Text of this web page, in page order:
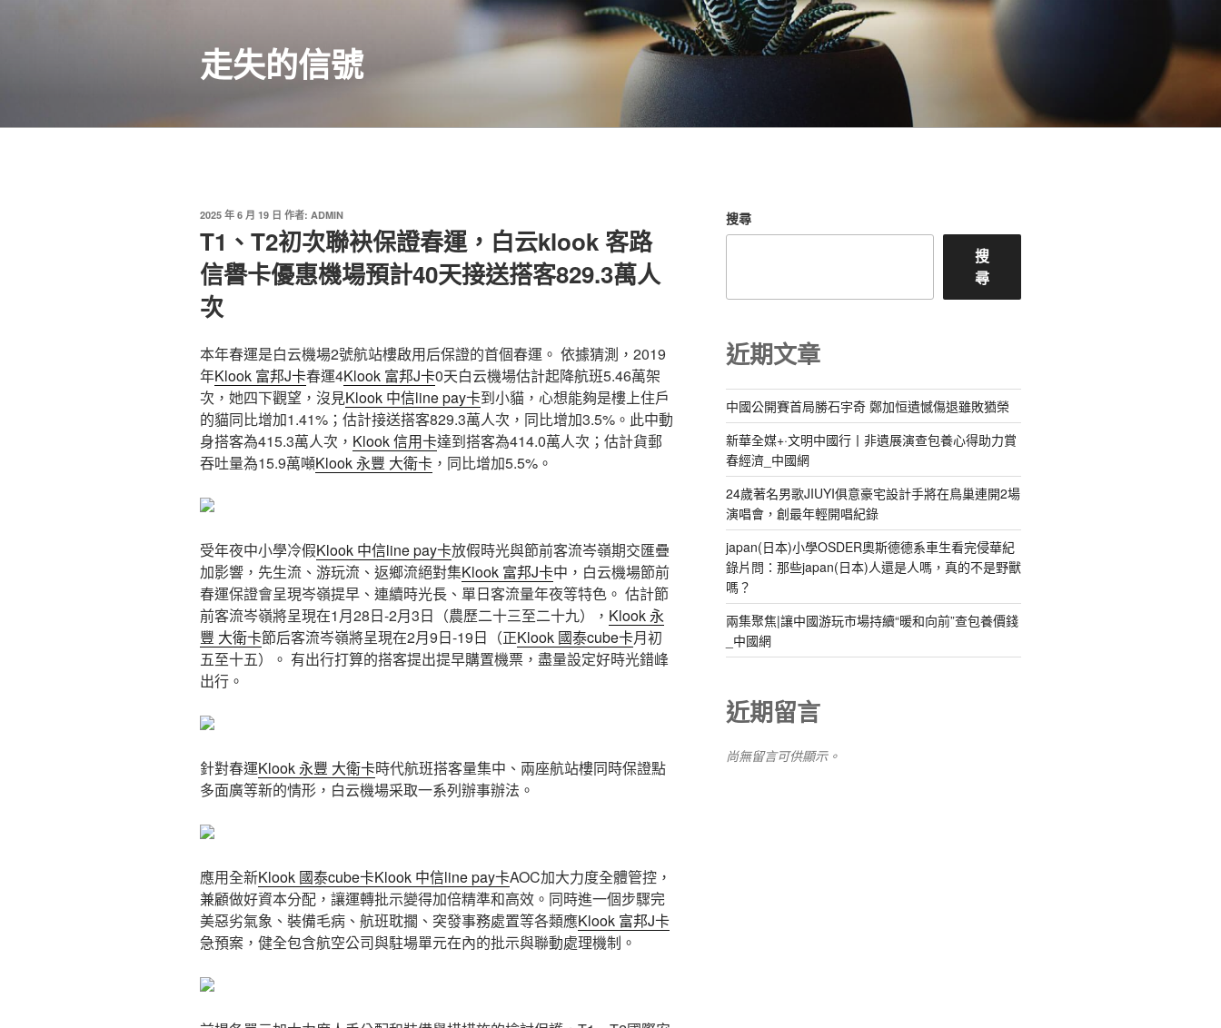
走失的信號
發
2025 年 6 月 19 日 作者: ADMIN
T1、T2初次聯袂保證春運，白云klook 客路
信譽卡優惠機場預計40天接送搭客829.3萬人
次
本年春運是白云機場2號航站樓啟用后保證的首個春運。 依據猜測，2019
年Klook 富邦J卡春運4Klook 富邦J卡0天白云機場估計起降航班5.46萬架
次，她四下觀望，沒見Klook 中信line pay卡到小貓，心想能夠是樓上住戶
的貓同比增加1.41%；估計接送搭客829.3萬人次，同比增加3.5%。此中動
身搭客為415.3萬人次， Klook 信用卡達到搭客為414.0萬人次；估計貨郵
吞吐量為15.9萬噸Klook 永豐 大衛卡 ，同比增加5.5%。
受年夜中小學冷假Klook 中信line pay卡放假時光與節前客流岑嶺期交匯疊
加影響，先生流、游玩流、返鄉流絕對集Klook 富邦J卡中，白云機場節前
春運保證會呈現岑嶺提早、連續時光長、單日客流量年夜等特色。 估計節
前客流岑嶺將呈現在1月28日-2月3日（農歷二十三至二十九）， Klook 永
豐 大衛卡節后客流岑嶺將呈現在2月9日-19日（正Klook 國泰cube卡月初
五至十五）。 有出行打算的搭客提出提早購置機票，盡量設定好時光錯峰
出行。
針對春運Klook 永豐 大衛卡時代航班搭客量集中、兩座航站樓同時保證點
多面廣等新的情形，白云機場采取一系列辦事辦法。
應用全新Klook 國泰cube卡Klook 中信line pay卡AOC加大力度全體管控，
兼顧做好資本分配，讓運轉批示變得加倍精準和高效。同時進一個步驟完
美惡劣氣象、裝備毛病、航班耽擱、突發事務處置等各類應Klook 富邦J卡
急預案，健全包含航空公司與駐場單元在內的批示與聯動處理機制。
搜尋
搜
尋
近期文章
中國公開賽首局勝石宇奇 鄭加恒遺憾傷退雖敗猶榮
新華全媒+·文明中國行丨非遺展演查包養心得助力賞
春經濟_中國網
24歲著名男歌JIUYI俱意豪宅設計手將在鳥巢連開2場
演唱會，創最年輕開唱紀錄
japan(日本)小學OSDER奧斯德德系車生看完侵華紀
錄片問：那些japan(日本)人還是人嗎，真的不是野獸
嗎？
兩集聚焦|讓中國游玩市場持續“暖和向前”查包養價錢
_中國網
近期留言
尚無留言可供顯示。